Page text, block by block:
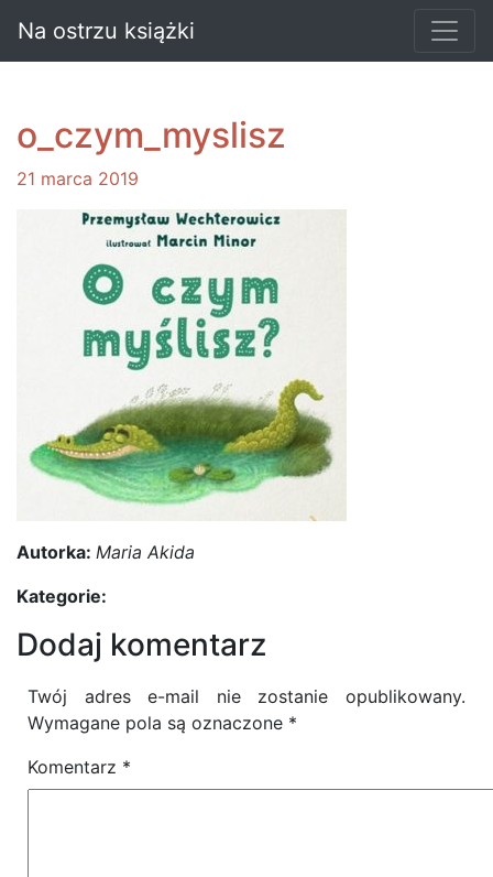
Na ostrzu książki
o_czym_myslisz
21 marca 2019
Autorka: Maria Akida
Kategorie:
Dodaj komentarz
Twój adres e-mail nie zostanie opublikowany.
Wymagane pola są oznaczone *
Komentarz *